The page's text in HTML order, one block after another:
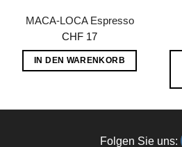
gewählt
werden
MACA-LOCA Espresso
CHF 17
IN DEN WARENKORB
Folgen Sie uns: